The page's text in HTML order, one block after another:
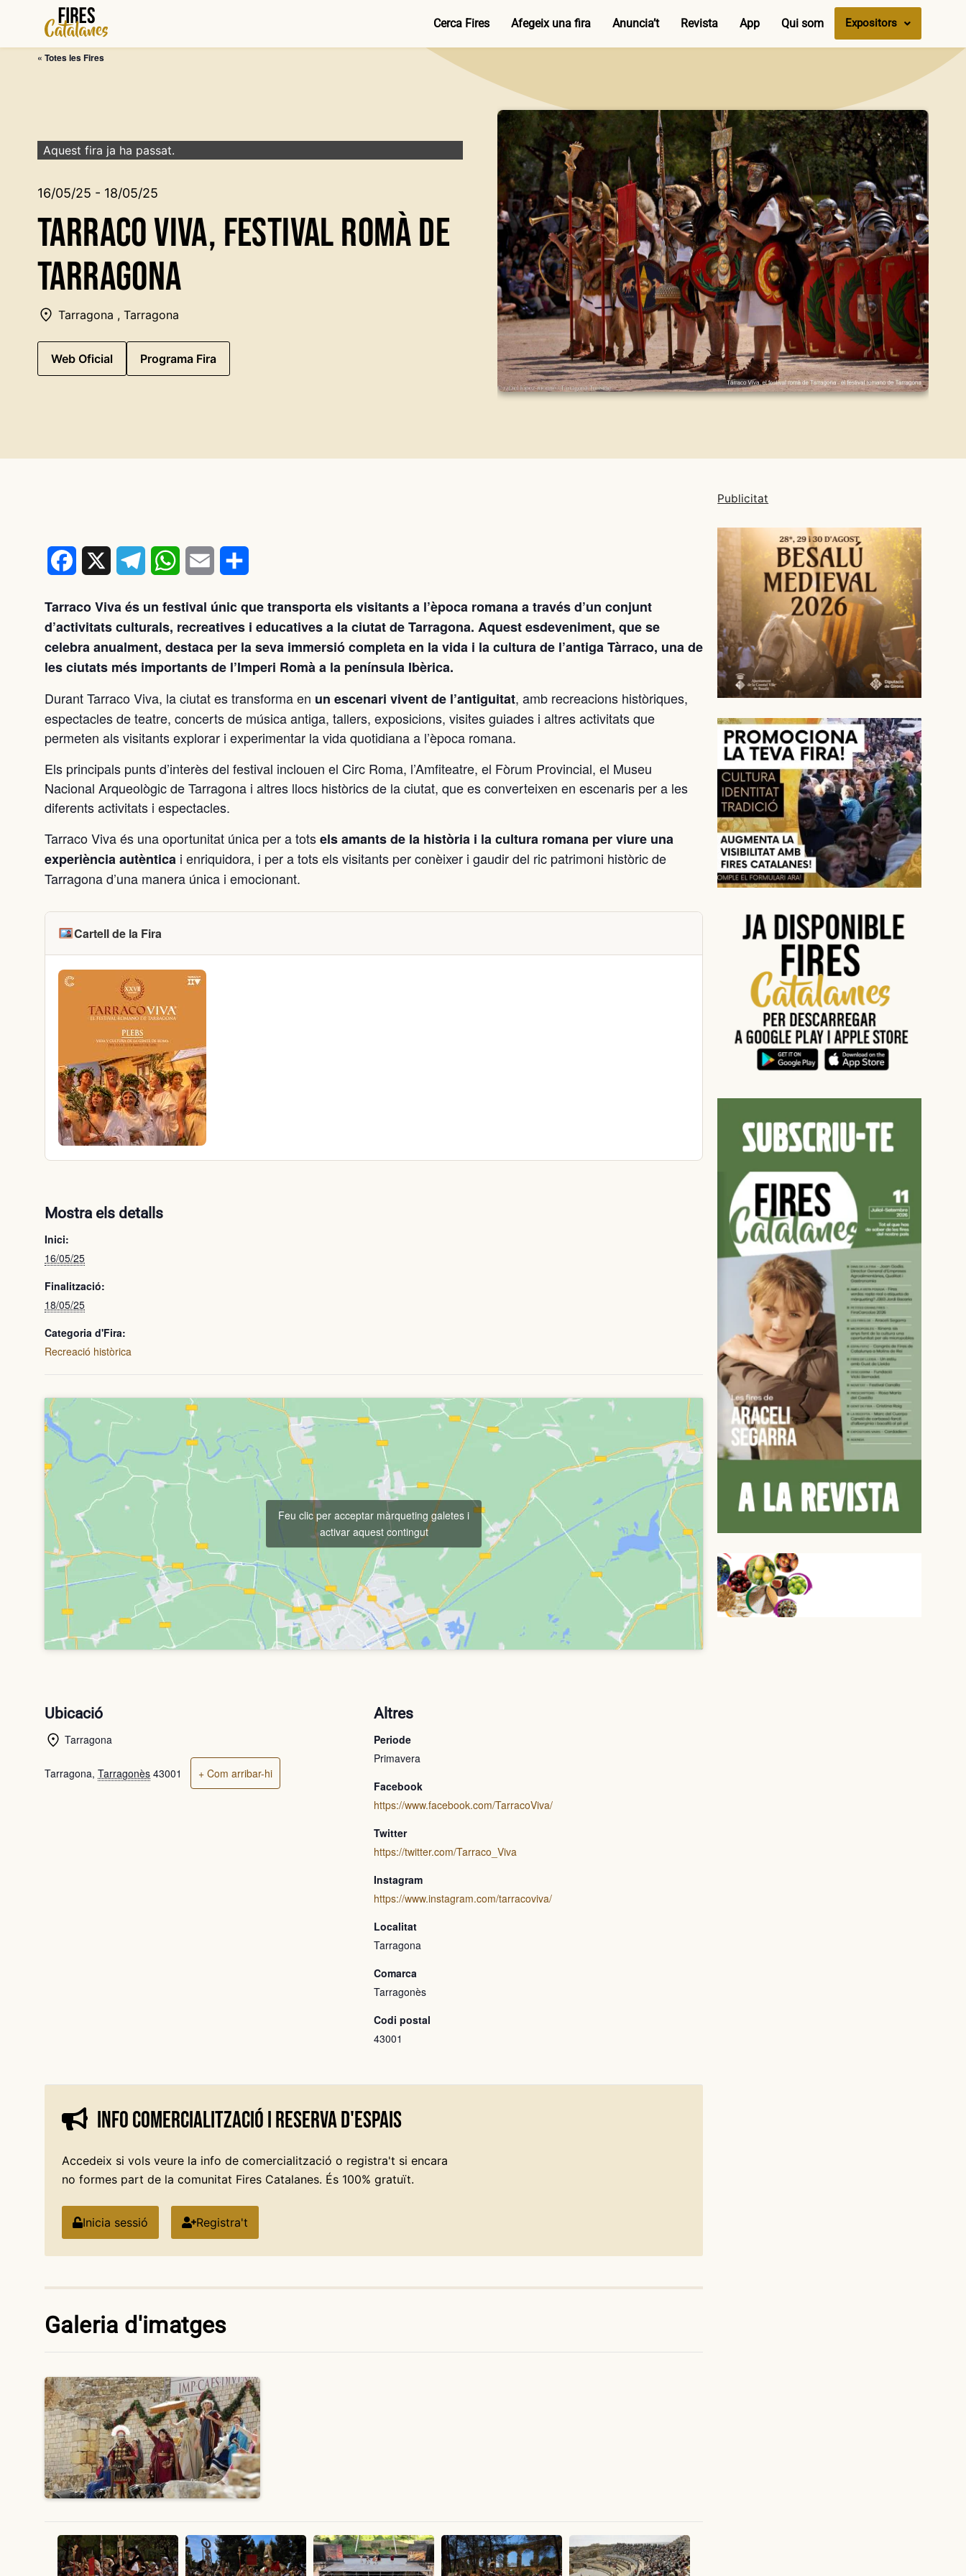
contingut
Cerca Fires Afegeix una fira Anuncia’t Revista App Qui som Expositors
« Totes les Fires
Aquest fira ja ha passat.
16/05/25 - 18/05/25
Tarraco Viva, festival romà de
Tarragona
Tarragona , Tarragona
Web Oficial Programa Fira
Facebook TelegramWhatsApp
Email
Tarraco Viva és un festival únic que transporta els visitants a l’època romana a través d’un conjunt
d’activitats culturals, recreatives i educatives a la ciutat de Tarragona. Aquest esdeveniment, que se
celebra anualment, destaca per la seva immersió completa en la vida i la cultura de l’antiga Tàrraco, una de
les ciutats més importants de l’Imperi Romà a la península Ibèrica.
Durant Tarraco Viva, la ciutat es transforma en un escenari vivent de l’antiguitat, amb recreacions històriques,
espectacles de teatre, concerts de música antiga, tallers, exposicions, visites guiades i altres activitats que
permeten als visitants explorar i experimentar la vida quotidiana a l’època romana.
Els principals punts d’interès del festival inclouen el Circ Roma, l’Amfiteatre, el Fòrum Provincial, el Museu
Nacional Arqueològic de Tarragona i altres llocs històrics de la ciutat, que es converteixen en escenaris per a les
diferents activitats i espectacles.
Tarraco Viva és una oportunitat única per a totsels amants de la història i la cultura romana per viure una
experiència autèntica i enriquidora, i per a tots els visitants per conèixer i gaudir del ric patrimoni històric de
Tarragona d’una manera única i emocionant.
Cartell de la Fira
Mostra els detalls
Inici:
16/05/25
Finalització:
18/05/25
Categoria d'Fira:
Recreació històrica
Feu clic per acceptar màrqueting galetes i
activar aquest contingut
Ubicació
Tarragona
Tarragona, Tarragonès 43001 + Com arribar-hi
Altres
Periode
Primavera
Facebook
https://www.facebook.com/TarracoViva/
Twitter
https://twitter.com/Tarraco_Viva
Instagram
https://www.instagram.com/tarracoviva/
Localitat
Tarragona
Comarca
Tarragonès
Codi postal
43001
Info comercialització i reserva d'espais
Accedeix si vols veure la info de comercialització o registra't si encara
no formes part de la comunitat Fires Catalanes. És 100% gratuït.
Inicia sessió Registra't
Galeria d'imatges
Publicitat